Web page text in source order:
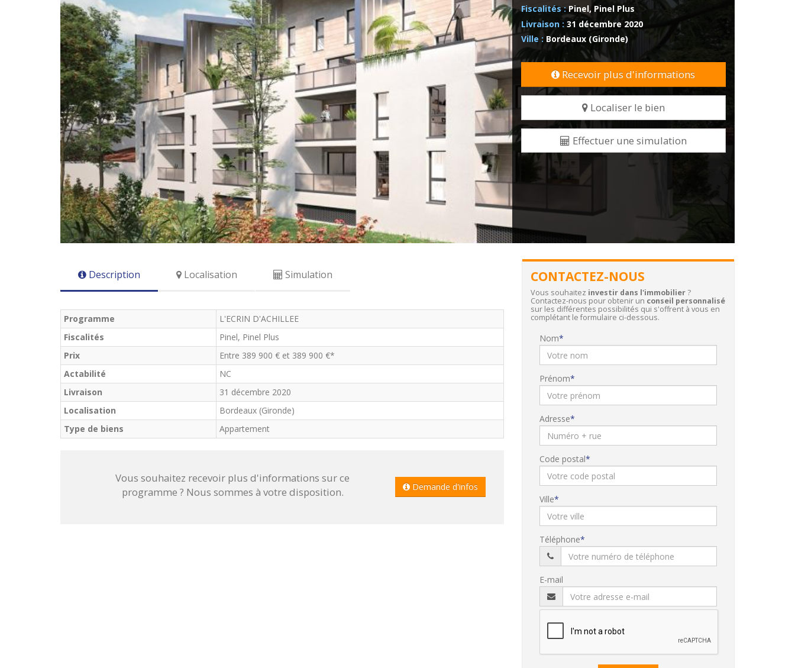
Fiscalités :Pinel, Pinel Plus
Livraison : 31 décembre 2020
Ville : Bordeaux (Gironde)
Recevoir plus d'informations
Localiser le bien
Effectuer une simulation
Description Localisation Simulation
Programme
L'ECRIN D'ACHILLEE
Fiscalités
Pinel, Pinel Plus
Prix
Entre 389 900 € et 389 900 €*
Actabilité
NC
Livraison
31 décembre 2020
Localisation
Bordeaux (Gironde)
Type de biens
Appartement
Vous souhaitez recevoir plus d'informations sur ce
programme ? Nous sommes à votre disposition.
Demande d'infos
CONTACTEZ-NOUS
Vous souhaitez investir dans l'immobilier ?
Contactez-nous pour obtenir un conseil personnalisé
sur les différentes possibilités qui s'offrent à vous en
complétant le formulaire ci-dessous.
Nom
Prénom
Adresse
Code postal
Ville
Téléphone
E-mail